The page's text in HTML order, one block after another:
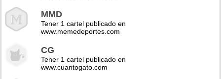
MMD
Tener 1 cartel publicado en
www.memedeportes.com
CG
Tener 1 cartel publicado en
www.cuantogato.com